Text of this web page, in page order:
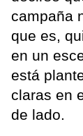
campaña
que es,
en un
está
claras en
de lado.